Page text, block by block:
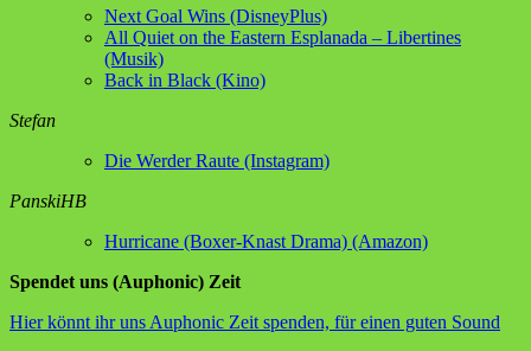
Next Goal Wins (DisneyPlus)
All Quiet on the Eastern Esplanada – Libertines
(Musik)
Back in Black (Kino)
Stefan
Die Werder Raute (Instagram)
PanskiHB
Hurricane (Boxer-Knast Drama) (Amazon)
Spendet uns (Auphonic) Zeit
Hier könnt ihr uns Auphonic Zeit spenden, für einen guten Sound